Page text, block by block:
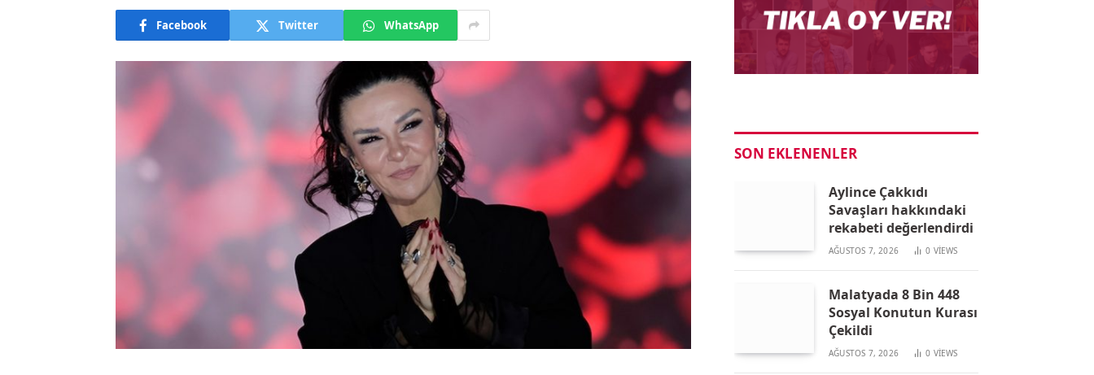
Facebook Twitter WhatsApp
SON EKLENENLER
Aylince Çakkıdı
Savaşları hakkındaki
rekabeti değerlendirdi
AĞUSTOS 7, 2026 0 VIEWS
Malatyada 8 Bin 448
Sosyal Konutun Kurası
Çekildi
AĞUSTOS 7, 2026 0 VIEWS